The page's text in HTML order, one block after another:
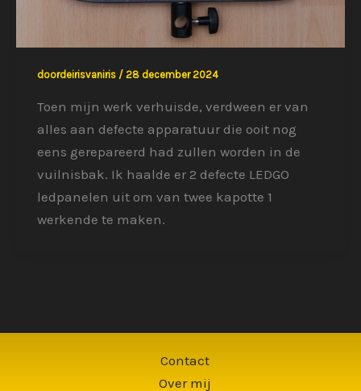
doordeirisvaniris / 28 december 2024
Toen mijn werk verhuisde, verdween er van
alles aan defecte apparatuur die ooit nog
eens gerepareerd had zullen worden in de
vuilnisbak. Ik haalde er 2 defecte LEDGO
ledpanelen uit om van twee kapotte 1
werkende te maken.
Contact
Over mij